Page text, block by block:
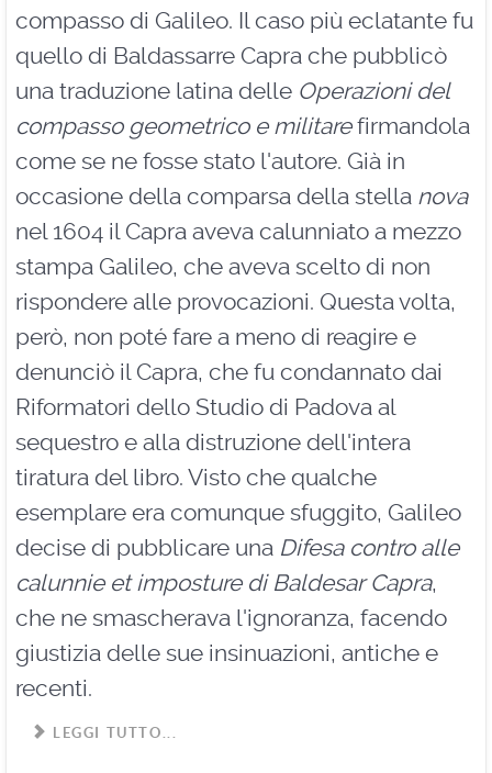
compasso di Galileo. Il caso più eclatante fu
quello di Baldassarre Capra che pubblicò
una traduzione latina delle Operazioni del
compasso geometrico e militarefirmandola
come se ne fosse stato l'autore. Già in
occasione della comparsa della stella nova
nel 1604 il Capra aveva calunniato a mezzo
stampa Galileo, che aveva scelto di non
rispondere alle provocazioni. Questa volta,
però, non poté fare a meno di reagire e
denunciò il Capra, che fu condannato dai
Riformatori dello Studio di Padova al
sequestro e alla distruzione dell'intera
tiratura del libro. Visto che qualche
esemplare era comunque sfuggito, Galileo
decise di pubblicare una Difesa contro alle
calunnie et imposture di Baldesar Capra,
che ne smascherava l'ignoranza, facendo
giustizia delle sue insinuazioni, antiche e
recenti.
LEGGI TUTTO...